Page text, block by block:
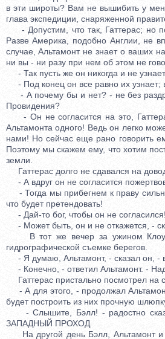
в эти широты? Вам не вышибить у
глава экспедиции, снаряженной
- Допустим, что так, Гаттерас; но
Разве Америка, подобно Англии, не
случае, Альтамонт не знает о ваших
ни вы - ни разу при нем об этом не
- Так пусть же он никогда и не
- Под конец он все равно их узнает;
- А почему бы и нет? - не без
Провидения?
- Он не согласится на это,
Альтамонта одного! Ведь он легко
нами! Но сейчас еще рано говорить
Поэтому мы скажем ему, что хотим
земли.
Гаттерас долго не сдавался на
- А вдруг он не согласится
- Тогда мы прибегнем к праву
что будет претендовать!
- Дай-то бог, чтобы он не согласился!
- Может быть, он и не откажется, -
В тот же вечер за ужином
гидрографической съемке берегов.
- Я думаю, Альтамонт, - сказал он, -
- Конечно, - ответил Альтамонт. -
Гаттерас пристально посмотрел на
- А для этого, - продолжал
будет построить из них прочную
- Слышите, Бэлл! - радостно
ЗАПАДНЫЙ ПРОХОД
На другой день Бэлл, Альтамонт и